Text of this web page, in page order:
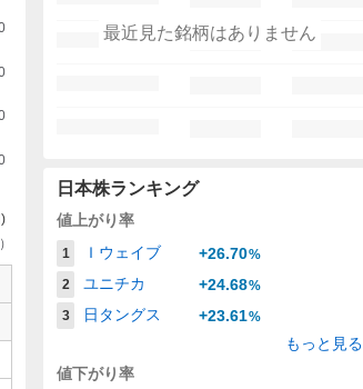
最近見た銘柄はありません
日本株ランキング
値上がり率
1 Ｉウェイブ +26.70%
2
ユニチカ +24.68%
3
日タングス +23.61%
もっと見る
値下がり率